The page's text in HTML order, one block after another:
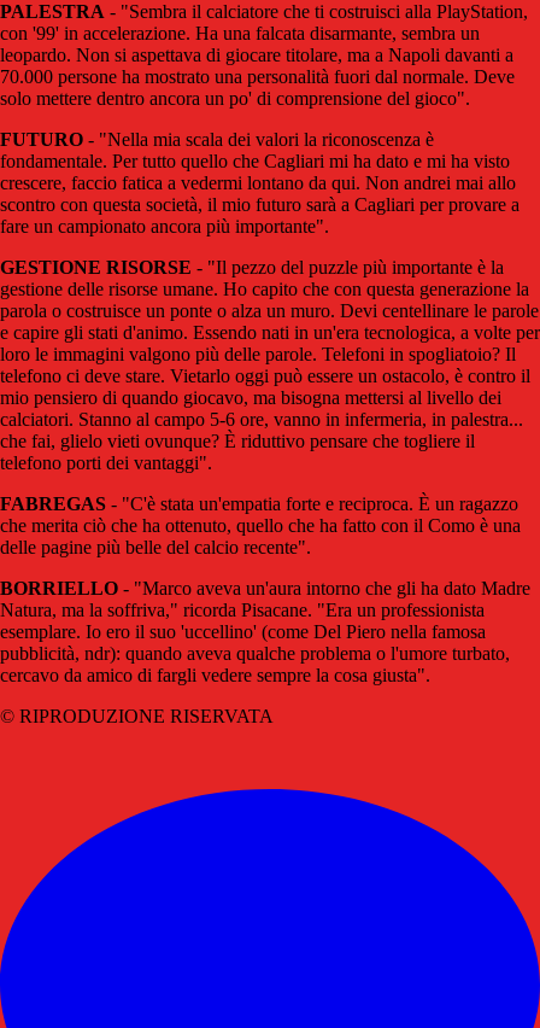
PALESTRA - "Sembra il calciatore che ti costruisci alla PlayStation,
con '99' in accelerazione. Ha una falcata disarmante, sembra un
leopardo. Non si aspettava di giocare titolare, ma a Napoli davanti a
70.000 persone ha mostrato una personalità fuori dal normale. Deve
solo mettere dentro ancora un po' di comprensione del gioco".
FUTURO - "Nella mia scala dei valori la riconoscenza è
fondamentale. Per tutto quello che Cagliari mi ha dato e mi ha visto
crescere, faccio fatica a vedermi lontano da qui. Non andrei mai allo
scontro con questa società, il mio futuro sarà a Cagliari per provare a
fare un campionato ancora più importante".
GESTIONE RISORSE - "Il pezzo del puzzle più importante è la
gestione delle risorse umane. Ho capito che con questa generazione la
parola o costruisce un ponte o alza un muro. Devi centellinare le parole
e capire gli stati d'animo. Essendo nati in un'era tecnologica, a volte per
loro le immagini valgono più delle parole. Telefoni in spogliatoio? Il
telefono ci deve stare. Vietarlo oggi può essere un ostacolo, è contro il
mio pensiero di quando giocavo, ma bisogna mettersi al livello dei
calciatori. Stanno al campo 5-6 ore, vanno in infermeria, in palestra...
che fai, glielo vieti ovunque? È riduttivo pensare che togliere il
telefono porti dei vantaggi".
FABREGAS - "C'è stata un'empatia forte e reciproca. È un ragazzo
che merita ciò che ha ottenuto, quello che ha fatto con il Como è una
delle pagine più belle del calcio recente".
BORRIELLO - "Marco aveva un'aura intorno che gli ha dato Madre
Natura, ma la soffriva," ricorda Pisacane. "Era un professionista
esemplare. Io ero il suo 'uccellino' (come Del Piero nella famosa
pubblicità, ndr): quando aveva qualche problema o l'umore turbato,
cercavo da amico di fargli vedere sempre la cosa giusta".
© RIPRODUZIONE RISERVATA